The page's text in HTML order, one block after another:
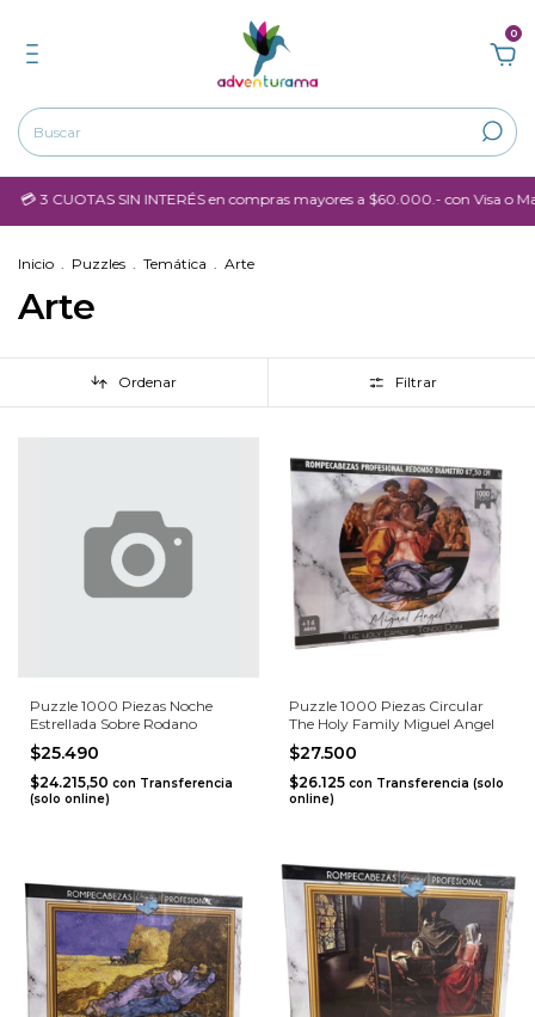
0
3 CUOTAS SIN INTERÉS en compras mayores a $60.000.- con Visa o Master
Inicio . Puzzles . Temática . Arte
Arte
Ordenar Filtrar
Puzzle 1000 Piezas Noche
Estrellada Sobre Rodano
$25.490
$24.215,50 con Transferencia
(solo online)
Puzzle 1000 Piezas Circular
The Holy Family Miguel Angel
$27.500
$26.125 con Transferencia (solo
online)